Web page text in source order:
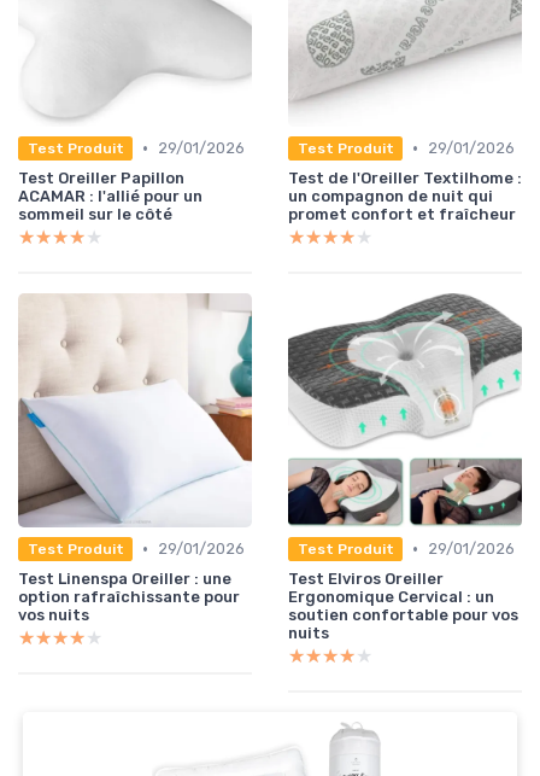
Test Produit •
29/01/2026
Test Oreiller Papillon
ACAMAR : l'allié pour un
sommeil sur le côté
★★★★★
★★★★★
Test Produit •
29/01/2026
Test de l'Oreiller Textilhome :
un compagnon de nuit qui
promet confort et fraîcheur
★★★★★
★★★★★
Test Produit •
29/01/2026
Test Linenspa Oreiller : une
option rafraîchissante pour
vos nuits
★★★★★
★★★★★
Test Produit •
29/01/2026
Test Elviros Oreiller
Ergonomique Cervical : un
soutien confortable pour vos
nuits
★★★★★
★★★★★